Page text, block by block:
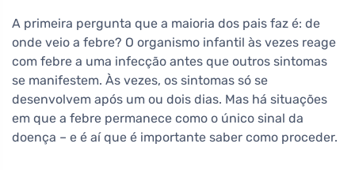
A primeira pergunta que a maioria dos pais faz é: de
onde veio a febre? O organismo infantil às vezes reage
com febre a uma infecção antes que outros sintomas
se manifestem. Às vezes, os sintomas só se
desenvolvem após um ou dois dias. Mas há situações
em que a febre permanece como o único sinal da
doença – e é aí que é importante saber como proceder.